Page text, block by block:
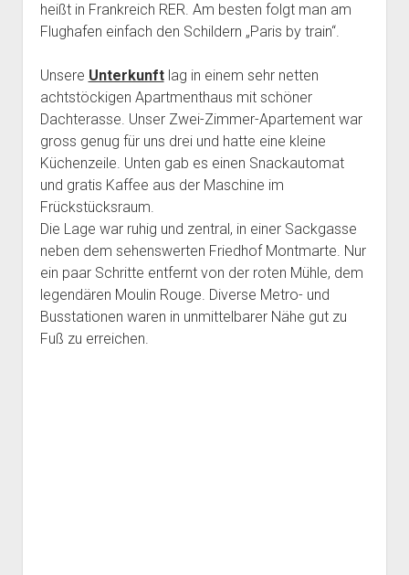
heißt in Frankreich RER. Am besten folgt man am
Flughafen einfach den Schildern „Paris by train“.
Unsere Unterkunftlag in einem sehr netten
achtstöckigen Apartmenthaus mit schöner
Dachterasse. Unser Zwei-Zimmer-Apartement war
gross genug für uns drei und hatte eine kleine
Küchenzeile. Unten gab es einen Snackautomat
und gratis Kaffee aus der Maschine im
Frückstücksraum.
Die Lage war ruhig und zentral, in einer Sackgasse
neben dem sehenswerten Friedhof Montmarte. Nur
ein paar Schritte entfernt von der roten Mühle, dem
legendären Moulin Rouge. Diverse Metro- und
Busstationen waren in unmittelbarer Nähe gut zu
Fuß zu erreichen.